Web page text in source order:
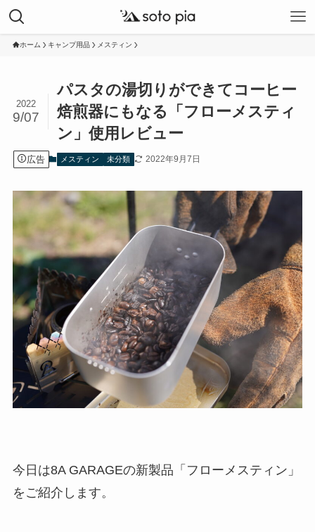
ホーム キャンプ用品 メスティン
パスタの湯切りができてコーヒー
焙煎器にもなる「フローメスティ
ン」使用レビュー
2022
9/07
広告 メスティン 未分類 2022年9月7日
今日は8A GARAGEの新製品「フローメスティン」
をご紹介します。